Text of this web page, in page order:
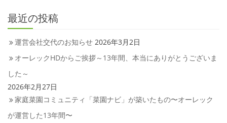
最近の投稿
運営会社交代のお知らせ 2026年3月2日
オーレックHDからご挨拶～13年間、本当にありがとうございま
した～
2026年2月27日
家庭菜園コミュニティ「菜園ナビ」が築いたもの〜オーレック
が運営した13年間〜